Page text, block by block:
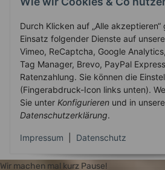
Durch Klicken auf „Alle
Einsatz folgender Dienste auf
Vimeo, ReCaptcha, Google
Tag Manager, Brevo, PayPal
Ratenzahlung. Sie können die
(Fingerabdruck-Icon links unten).
Sie unter Konfigurieren und in
Datenschutzerklärung.
Impressum Datenschutz
Vertrag
* Alle Preise inkl. gesetzlicher
Service-Hotline +43-
© 2010-2025 WECS.EU
JTL-Shop
Wir machen mal kurz Pause!